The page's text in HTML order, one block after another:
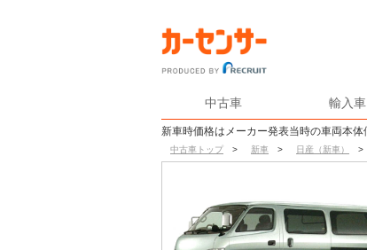
中古車 輸入車
新車時価格はメーカー発表当時の車両本
中古車トップ > 新車 > 日産（新車） >